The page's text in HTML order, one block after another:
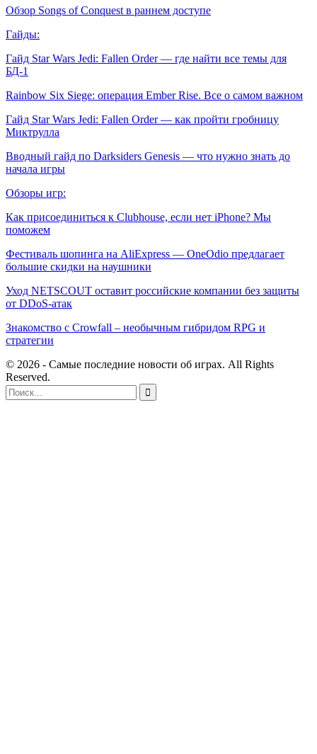
Обзор Songs of Conquest в раннем доступе
Гайды:
Гайд Star Wars Jedi: Fallen Order — где найти все темы для
БД-1
Rainbow Six Siege: операция Ember Rise. Все о самом важном
Гайд Star Wars Jedi: Fallen Order — как пройти гробницу
Миктрулла
Вводный гайд по Darksiders Genesis — что нужно знать до
начала игры
Обзоры игр:
Как присоединиться к Clubhouse, если нет iPhone? Мы
поможем
Фестиваль шопинга на AliExpress — OneOdio предлагает
большие скидки на наушники
Уход NETSCOUT оставит российские компании без защиты
от DDoS-атак
Знакомство с Crowfall – необычным гибридом RPG и
стратегии
© 2026 - Самые последние новости об играх. All Rights
Reserved.